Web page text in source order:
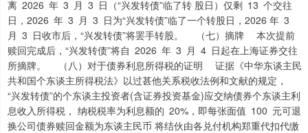
离 2026 年 3 月 3 日（“兴发转债”临了转 股日）仅剩 13 个交往
日，2026 年 3 月 3 日为“兴发转债”临了一个转股日，2026 年 3
月 3 日收市后，“兴发转债”将罢手转股。 （七）摘牌 本次提前
赎回完成后，“兴发转债”将自 2026 年 3 月 4 日起在上海证券交往
所摘牌。 （八）对于债券利息所得税的证明 证据《中华东谈主民
共和国个东谈主所得税法》以过甚他关系税收法例和文献的规定，
“兴发转债”的个东谈主投资者(含证券投资基金)应交纳债券个东谈主利
息收入所得税， 纳税税率为利息额的 20%，即每张面值 100 元可退
换公司债券赎回金额为东谈主民币 将结伙由各兑付机构郑重代扣代缴